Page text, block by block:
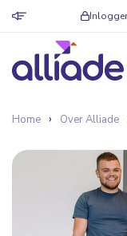
Home Over Alliade